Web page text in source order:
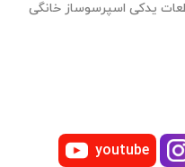
یدکی اسپرسوساز خانگی
youtube